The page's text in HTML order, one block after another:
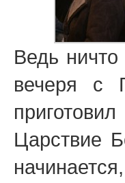
Ведь
вечеря с
Царствие